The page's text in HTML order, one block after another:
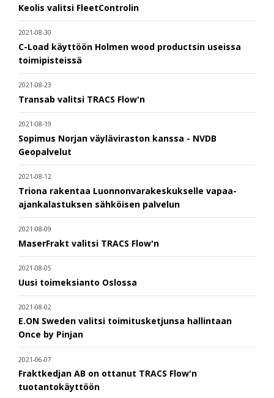
Keolis valitsi FleetControlin
2021-08-30
C-Load käyttöön Holmen wood productsin useissa
toimipisteissä
2021-08-23
Transab valitsi TRACS Flow'n
2021-08-19
Sopimus Norjan väyläviraston kanssa - NVDB
Geopalvelut
2021-08-12
Triona rakentaa Luonnonvarakeskukselle vapaa-
ajankalastuksen sähköisen palvelun
2021-08-09
MaserFrakt valitsi TRACS Flow'n
2021-08-05
Uusi toimeksianto Oslossa
2021-08-02
E.ON Sweden valitsi toimitusketjunsa hallintaan
Once by Pinjan
2021-06-07
Fraktkedjan AB on ottanut TRACS Flow'n
tuotantokäyttöön